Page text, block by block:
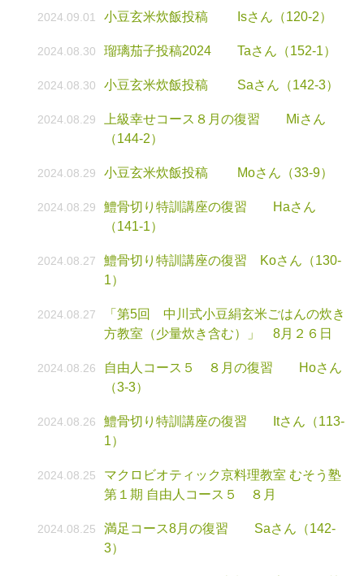
2024.09.01 小豆玄米炊飯投稿 Isさん（120-2）
2024.08.30 瑠璃茄子投稿2024 Taさん（152-1）
2024.08.30 小豆玄米炊飯投稿 Saさん（142-3）
2024.08.29
上級幸せコース８月の復習 Miさん
（144-2）
2024.08.29 小豆玄米炊飯投稿 Moさん（33-9）
2024.08.29
鱧骨切り特訓講座の復習 Haさん
（141-1）
2024.08.27
鱧骨切り特訓講座の復習 Koさん（130-
1）
2024.08.27
「第5回 中川式小豆絹玄米ごはんの炊き
方教室（少量炊き含む）」 8月２６日
2024.08.26
自由人コース５ ８月の復習 Hoさん
（3-3）
2024.08.26
鱧骨切り特訓講座の復習 Itさん（113-
1）
2024.08.25
マクロビオティック京料理教室 むそう塾
第１期 自由人コース５ ８月
2024.08.25
満足コース8月の復習 Saさん（142-
3）